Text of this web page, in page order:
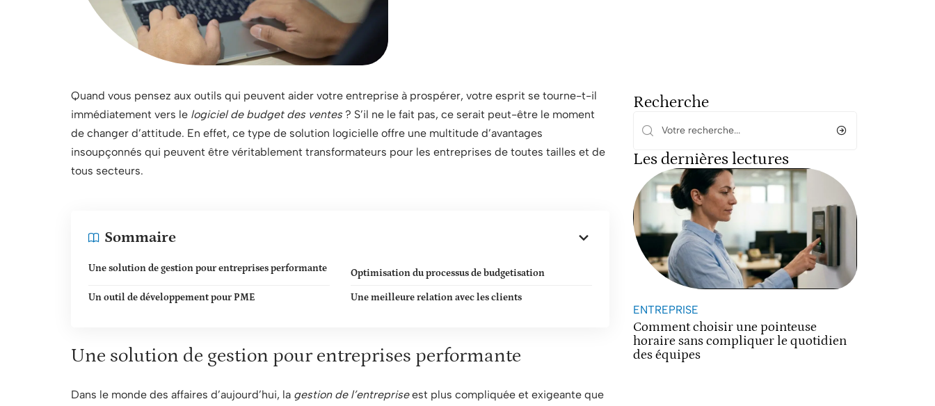
Quand vous pensez aux outils qui peuvent aider votre entreprise à prospérer, votre esprit se tourne-t-il
immédiatement vers le logiciel de budget des ventes? S’il ne le fait pas, ce serait peut-être le moment
de changer d’attitude. En effet, ce type de solution logicielle offre une multitude d’avantages
insoupçonnés qui peuvent être véritablement transformateurs pour les entreprises de toutes tailles et de
tous secteurs.
Sommaire
Une solution de gestion pour entreprises performante Optimisation du processus de budgetisation
Un outil de développement pour PME Une meilleure relation avec les clients
Une solution de gestion pour entreprises performante
Dans le monde des affaires d’aujourd’hui, la gestion de l’entrepriseest plus compliquée et exigeante que
Recherche
Les dernières lectures
ENTREPRISE
Comment choisir une pointeuse
horaire sans compliquer le quotidien
des équipes